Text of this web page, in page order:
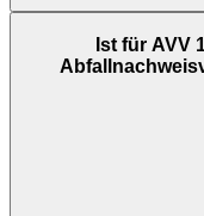
Ist für AVV